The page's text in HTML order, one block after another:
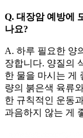
Q. 대장암 예방에
나요?
A. 하루 필요한 양
장합니다. 양질의
한 물을 마시는 게
량의 붉은색 육류
한 규칙적인 운동
과음하지 않는 게